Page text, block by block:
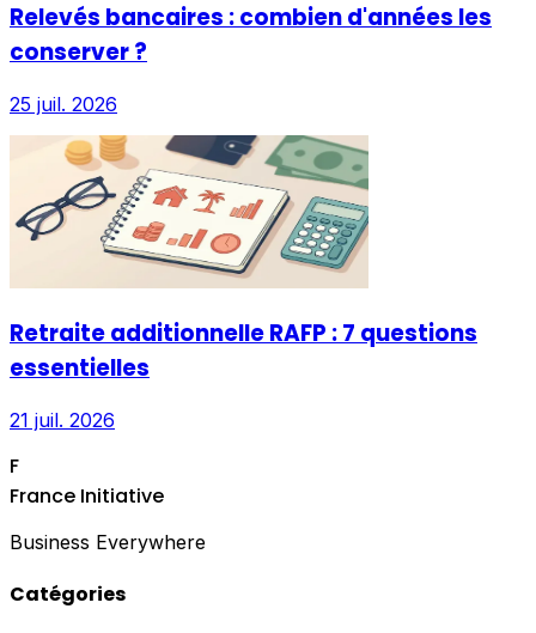
Relevés bancaires : combien d'années les
conserver ?
25 juil. 2026
Retraite additionnelle RAFP : 7 questions
essentielles
21 juil. 2026
F
France Initiative
Business Everywhere
Catégories